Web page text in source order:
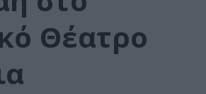
Θέατρο